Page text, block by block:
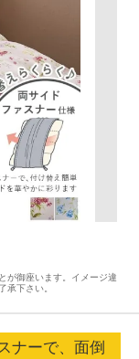
が御座います。イメージ違
承下さい。
ナーで、面倒